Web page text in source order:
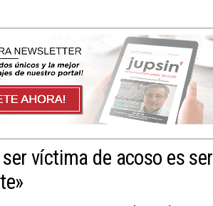
víctima de acoso es ser